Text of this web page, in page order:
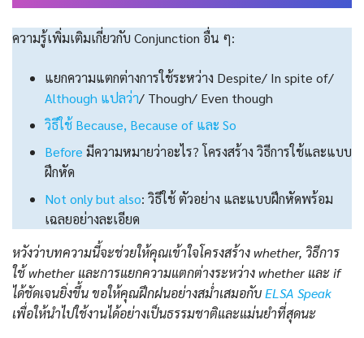
ความรู้เพิ่มเติมเกี่ยวกับ Conjunction อื่น ๆ:
แยกความแตกต่างการใช้ระหว่าง Despite/ In spite of/
Although แปลว่า/ Though/ Even though
วิธีใช้ Because, Because of และ So
Before มีความหมายว่าอะไร? โครงสร้าง วิธีการใช้และแบบ
ฝึกหัด
Not only but also: วิธีใช้ ตัวอย่าง และแบบฝึกหัดพร้อม
เฉลยอย่างละเอียด
หวังว่าบทความนี้จะช่วยให้คุณเข้าใจโครงสร้าง whether, วิธีการ
ใช้ whether และการแยกความแตกต่างระหว่าง whether และ if
ได้ชัดเจนยิ่งขึ้น ขอให้คุณฝึกฝนอย่างสม่ำเสมอกับELSA Speak
เพื่อให้นำไปใช้งานได้อย่างเป็นธรรมชาติและแม่นยำที่สุดนะ